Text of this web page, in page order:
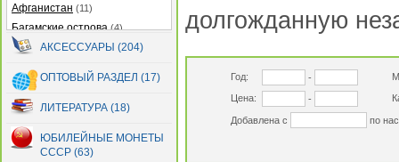
Афганистан (11)
Багамские острова(4)
Бангладеш(27)
Барбадос
Бахрейн
Беларусь(13)
Белиз
Бермуды(2)
АКСЕССУАРЫ (204)
ОПТОВЫЙ РАЗДЕЛ (17)
ЛИТЕРАТУРА (18)
ЮБИЛЕЙНЫЕ МОНЕТЫ
СССР (63)
долгожданную
Год: -
Цена:
-
Добавлена с по